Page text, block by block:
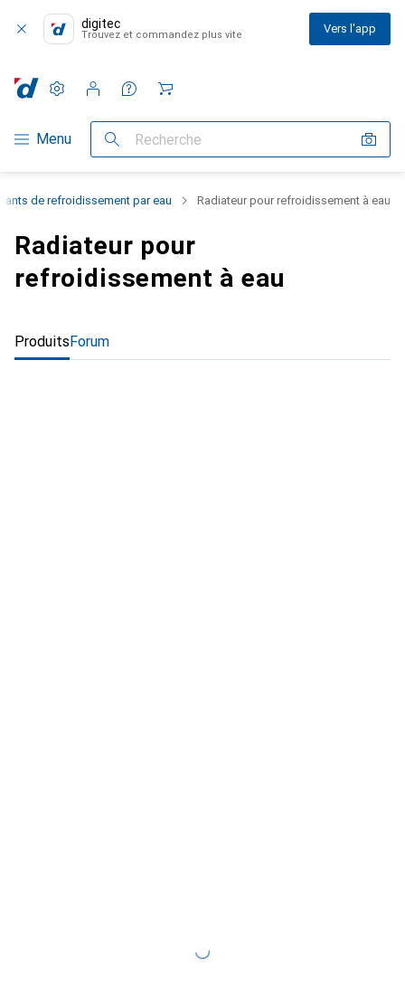
digitec
Trouvez et commandez plus vite Vers l'app
Navigation par catégorie
Menu Recherche
Paramètres
Compte client
Listes de comparaison
Listes d'envies
Panier
de refroidissement par eau Radiateur pour refroidissement à eau
Radiateur pour
refroidissement à eau
ProduitsForum